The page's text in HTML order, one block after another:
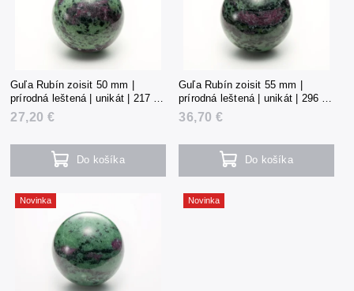
Guľa Rubín zoisit 50 mm |
prírodná leštená | unikát | 217 g |
Tanzánia
27,20 €
Do košíka
Guľa Rubín zoisit 55 mm |
prírodná leštená | unikát | 296 g |
Tanzánia
36,70 €
Do košíka
Novinka Novinka